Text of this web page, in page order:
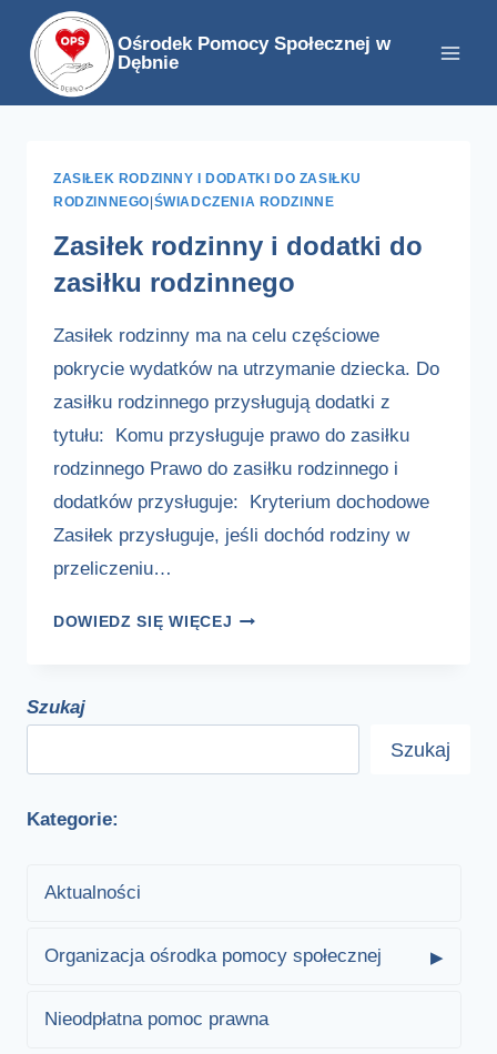
Przejdź
treści
Ośrodek Pomocy Społecznej w
Dębnie
ZASIŁEK RODZINNY I DODATKI DO ZASIŁKU
RODZINNEGO ŚWIADCZENIA RODZINNE
Zasiłek rodzinny i dodatki do
zasiłku rodzinnego
Zasiłek rodzinny ma na celu częściowe
pokrycie wydatków na utrzymanie dziecka. Do
zasiłku rodzinnego przysługują dodatki z
tytułu: Komu przysługuje prawo do zasiłku
rodzinnego Prawo do zasiłku rodzinnego i
dodatków przysługuje: Kryterium dochodowe
Zasiłek przysługuje, jeśli dochód rodziny w
przeliczeniu…
DOWIEDZ SIĘ WIĘCEJ ZASIŁEK
DO
RODZINNEGO
Szukaj
Szukaj
Kategorie:
Aktualności
Organizacja ośrodka pomocy społecznej
Nieodpłatna pomoc prawna